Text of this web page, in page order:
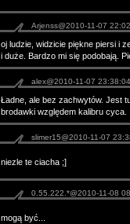
Arjenss@2010-11-07
oj ludzie, widzicie piękne piersi i
i duże. Bardzo mi się podobają.
alex@2010-11-07 23:38:04
Ładne, ale bez zachwytów. Jest
brodawki względem kalibru cyca.
slimer15@2010-11-07
niezle te ciacha ;]
0.55.222.*@2010-11-08
mogą być...